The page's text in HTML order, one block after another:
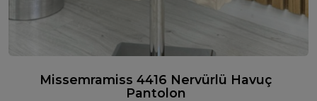
Missemramiss 4416 Nervürlü Havuç
Pantolon